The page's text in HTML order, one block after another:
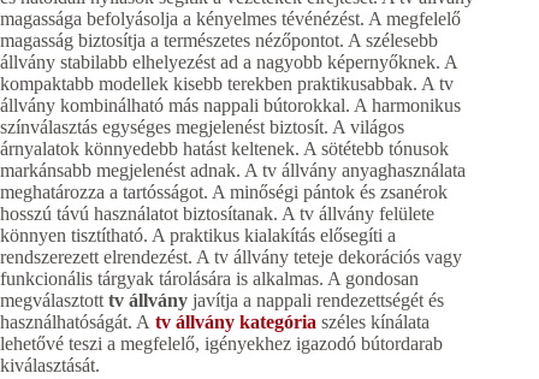
magassága befolyásolja a kényelmes tévénézést. A megfelelő
magasság biztosítja a természetes nézőpontot. A szélesebb
állvány stabilabb elhelyezést ad a nagyobb képernyőknek. A
kompaktabb modellek kisebb terekben praktikusabbak. A tv
állvány kombinálható más nappali bútorokkal. A harmonikus
színválasztás egységes megjelenést biztosít. A világos
árnyalatok könnyedebb hatást keltenek. A sötétebb tónusok
markánsabb megjelenést adnak. A tv állvány anyaghasználata
meghatározza a tartósságot. A minőségi pántok és zsanérok
hosszú távú használatot biztosítanak. A tv állvány felülete
könnyen tisztítható. A praktikus kialakítás elősegíti a
rendszerezett elrendezést. A tv állvány teteje dekorációs vagy
funkcionális tárgyak tárolására is alkalmas. A gondosan
megválasztotttv állvány javítja a nappali rendezettségét és
használhatóságát. A tv állvány kategória széles kínálata
lehetővé teszi a megfelelő, igényekhez igazodó bútordarab
kiválasztását.